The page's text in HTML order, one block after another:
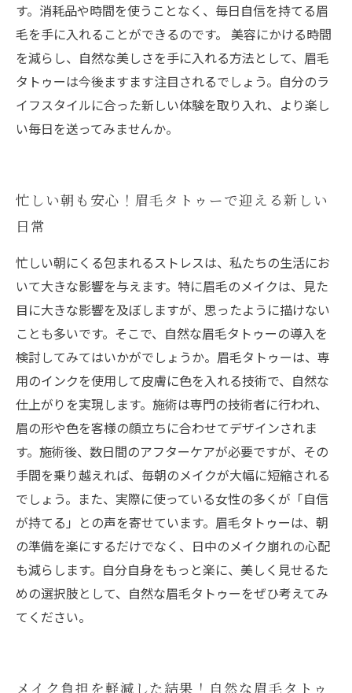
す。消耗品や時間を使うことなく、毎日自信を持てる眉
毛を手に入れることができるのです。 美容にかける時間
を減らし、自然な美しさを手に入れる方法として、眉毛
タトゥーは今後ますます注目されるでしょう。自分のラ
イフスタイルに合った新しい体験を取り入れ、より楽し
い毎日を送ってみませんか。
忙しい朝も安心！眉毛タトゥーで迎える新しい
日常
忙しい朝にくる包まれるストレスは、私たちの生活にお
いて大きな影響を与えます。特に眉毛のメイクは、見た
目に大きな影響を及ぼしますが、思ったように描けない
ことも多いです。そこで、自然な眉毛タトゥーの導入を
検討してみてはいかがでしょうか。眉毛タトゥーは、専
用のインクを使用して皮膚に色を入れる技術で、自然な
仕上がりを実現します。施術は専門の技術者に行われ、
眉の形や色を客様の顔立ちに合わせてデザインされま
す。施術後、数日間のアフターケアが必要ですが、その
手間を乗り越えれば、毎朝のメイクが大幅に短縮される
でしょう。また、実際に使っている女性の多くが「自信
が持てる」との声を寄せています。眉毛タトゥーは、朝
の準備を楽にするだけでなく、日中のメイク崩れの心配
も減らします。自分自身をもっと楽に、美しく見せるた
めの選択肢として、自然な眉毛タトゥーをぜひ考えてみ
てください。
メイク負担を軽減した結果！自然な眉毛タトゥ